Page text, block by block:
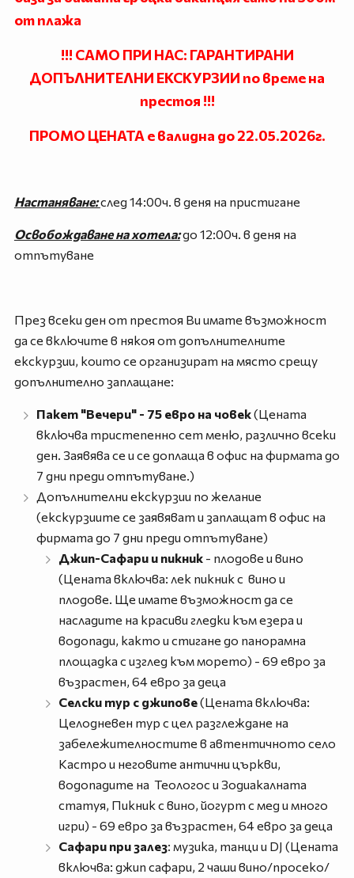
от плажа
!!! САМО ПРИ НАС: ГАРАНТИРАНИ
ДОПЪЛНИТЕЛНИ ЕКСКУРЗИИ по време на
престоя !!!
ПРОМО ЦЕНАТА е валидна до 22.05.2026г.
Настаняване:след 14:00ч. в деня на пристигане
Освобождаване на хотела:до 12:00ч. в деня на
отпътуване
През всеки ден от престоя Ви имате възможност
да се включите в някоя от допълнителните
екскурзии, които се организират на място срещу
допълнително заплащане:
Пакет "Вечери" - 75 евро на човек(Цената
включва тристепенно сет меню, различно всеки
ден. Заявява се и се доплаща в офис на фирмата до
7 дни преди отпътуване.)
Допълнителни екскурзии по желание
(екскурзиите се заявяват и заплащат в офис на
фирмата до 7 дни преди отпътуване)
Джип-Сафари и пикник- плодове и вино
(Цената включва: лек пикник с вино и
плодове. Ще имате възможност да се
насладите на красиви гледки към езера и
водопади, както и стигане до панорамна
площадка с изглед към морето) - 69 евро за
възрастен, 64 евро за деца
Селски тур с джипове(Цената включва:
Целодневен тур с цел разглеждане на
забележителностите в автентичното село
Кастро и неговите антични църкви,
водопадите на Теологос и Зодиакалната
статуя, Пикник с вино, йогурт с мед и много
игри) - 69 евро за възрастен, 64 евро за деца
Сафари при залез: музика, танци и DJ (Цената
включва: джип сафари, 2 чаши вино/просеко/